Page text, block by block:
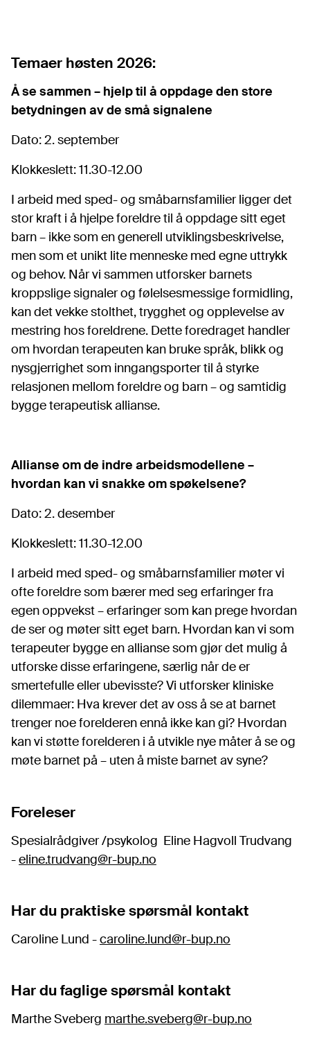
Temaer høsten 2026:
Å se sammen – hjelp til å oppdage den store
betydningen av de små signalene
Dato: 2. september
Klokkeslett: 11.30-12.00
I arbeid med sped- og småbarnsfamilier ligger det
stor kraft i å hjelpe foreldre til å oppdage sitt eget
barn – ikke som en generell utviklingsbeskrivelse,
men som et unikt lite menneske med egne uttrykk
og behov. Når vi sammen utforsker barnets
kroppslige signaler og følelsesmessige formidling,
kan det vekke stolthet, trygghet og opplevelse av
mestring hos foreldrene. Dette foredraget handler
om hvordan terapeuten kan bruke språk, blikk og
nysgjerrighet som inngangsporter til å styrke
relasjonen mellom foreldre og barn – og samtidig
bygge terapeutisk allianse.
Allianse om de indre arbeidsmodellene –
hvordan kan vi snakke om spøkelsene?
Dato: 2. desember
Klokkeslett: 11.30-12.00
I arbeid med sped- og småbarnsfamilier møter vi
ofte foreldre som bærer med seg erfaringer fra
egen oppvekst – erfaringer som kan prege hvordan
de ser og møter sitt eget barn. Hvordan kan vi som
terapeuter bygge en allianse som gjør det mulig å
utforske disse erfaringene, særlig når de er
smertefulle eller ubevisste? Vi utforsker kliniske
dilemmaer: Hva krever det av oss å se at barnet
trenger noe forelderen ennå ikke kan gi? Hvordan
kan vi støtte forelderen i å utvikle nye måter å se og
møte barnet på – uten å miste barnet av syne?
Foreleser
Spesialrådgiver /psykolog Eline Hagvoll Trudvang
-eline.trudvang@r-bup.no
Har du praktiske spørsmål kontakt
Caroline Lund -caroline.lund@r-bup.no
Har du faglige spørsmål kontakt
Marthe Sveberg marthe.sveberg@r-bup.no